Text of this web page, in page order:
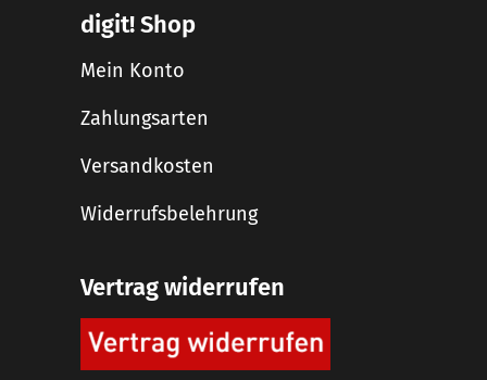
digit! Shop
Mein Konto
Zahlungsarten
Versandkosten
Widerrufsbelehrung
Vertrag widerrufen